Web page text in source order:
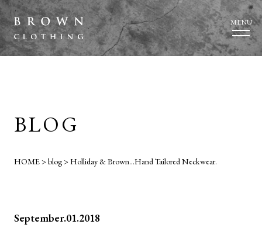
MENU
BLOG
HOME>blog>Holliday & Brown…Hand Tailored Neckwear.
September.01.2018